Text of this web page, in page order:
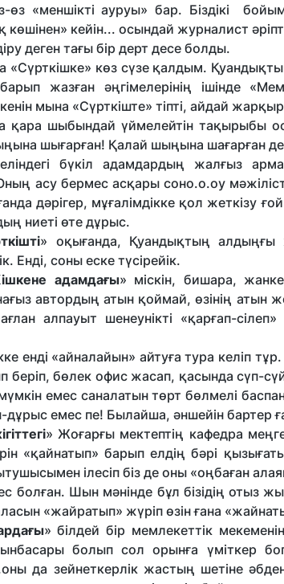
өз «меншікті ауруы» бар. Біздікі
көшінен» кейін... осындай журналист
деген тағы бір дерт десе болды.
көз сүзе қалдым.
жазған әңгімелерінің ішінде
мына «Сүрткіште» тіпті, айдай
қара шыбындай үймелейтін тақырыбы
шығарған! Қалай шыңына шағарған
еліндегі бүкіл адамдардың жалғыз
асу бермес асқары соно.о.оу
дәрігер, мұғалімдікке қол жеткізу
ниеті өте дұрыс.
» оқығанда, Қуандықтың алдыңғы
Енді, соны еске түсірейік.
адамдағы» міскін, бишара,
автордың атын қоймай, өзінің атын
алпауыт шенеунікті «қарғап-
енді «айналайын» айтуға тура келіп
беріп, бөлек офис жасап, қасында сүп-
емес саналатын төрт бөлмелі
емес пе! Былайша, әншейін бартер
» Жоғарғы мектептің кафедра
«қайнатып» барып елдің бәрі
ілесіп біз де оны «оңбаған
болған. Шын мәнінде бұл бізідің отыз
«жайратып» жүріп өзін ғана
» білдей бір мемлекеттік
болып сол орынға үміткер
да зейнеткерлік жастың шетіне